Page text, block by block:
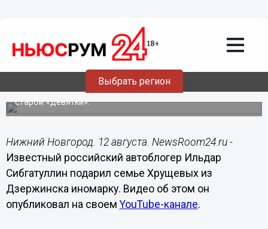
Выбрать регион
Известный автоблогер подарил
многодетной семье из Дзержинска
иномарку
Изначально глава семьи просил о помощи в ремонте
старой «девятки».
Нижний Новгород. 12 августа. NewsRoom24.ru -
Известный российский автоблогер Ильдар
Сибгатуллин подарил семье Хрущевых из
Дзержинска иномарку. Видео об этом он
опубликовал на своемYouTube-канале.